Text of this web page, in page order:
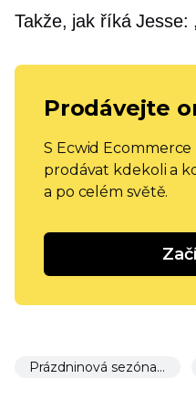
Takže, jak říká Jesse:
Prodávejte
S Ecwid
prodávat kdekoli a
a po celém světě.
Prázdninová sezóna 🎉